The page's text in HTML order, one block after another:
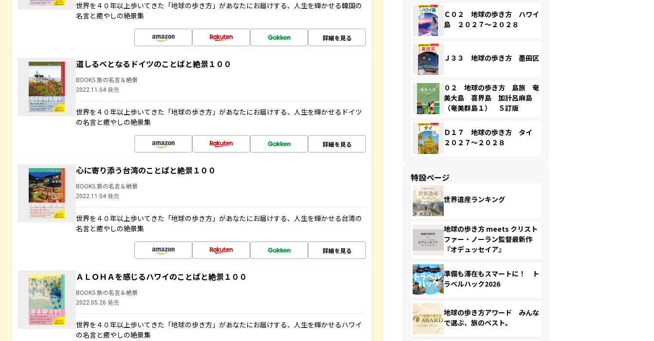
世界を４０年以上歩いてきた「地球の歩き方」があなたにお届けする、人生を輝かせる韓国の
名言と癒やしの絶景集
詳細を見る
道しるべとなるドイツのことばと絶景１００
BOOKS 旅の名言＆絶景
2022.11.04 発売
世界を４０年以上歩いてきた「地球の歩き方」があなたにお届けする、人生を輝かせるドイツ
の名言と癒やしの絶景集
詳細を見る
心に寄り添う台湾のことばと絶景１００
BOOKS 旅の名言＆絶景
2022.11.04 発売
世界を４０年以上歩いてきた「地球の歩き方」があなたにお届けする、人生を輝かせる台湾の
名言と癒やしの絶景集
詳細を見る
ＡＬＯＨＡを感じるハワイのことばと絶景１００
BOOKS 旅の名言＆絶景
2022.05.26 発売
世界を４０年以上歩いてきた「地球の歩き方」があなたにお届けする、人生を輝かせるハワイ
の名言と癒やしの絶景集
Ｃ０２ 地球の歩き方 ハワイ
島 ２０２７～２０２８
Ｊ３３ 地球の歩き方 墨田区
０２ 地球の歩き方 島旅 奄
美大島 喜界島 加計呂麻島
（奄美群島１） ５訂版
Ｄ１７ 地球の歩き方 タイ
２０２７～２０２８
特設ページ
世界遺産ランキング
地球の歩き方 meets クリスト
ファー・ノーラン監督最新作
『オデュッセイア』
準備も滞在もスマートに！ ト
ラベルハック2026
地球の歩き方アワード みんな
で選ぶ、旅のベスト。